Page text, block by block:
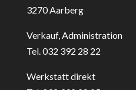
3270 Aarberg
Verkauf, Administration
Tel. 032 392 28 22
Werkstatt direkt